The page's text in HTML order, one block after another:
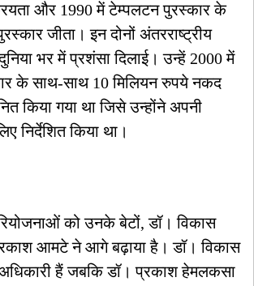
और 1990 में टेम्पलटन पुरस्कार के
जीता। इन दोनों अंतरराष्ट्रीय
भर में प्रशंसा दिलाई। उन्हें 2000 में
के साथ-साथ 10 मिलियन रुपये नकद
किया गया था जिसे उन्होंने अपनी
निर्देशित किया था।
को उनके बेटों, डॉ। विकास
आमटे ने आगे बढ़ाया है। डॉ। विकास
हैं जबकि डॉ। प्रकाश हेमलकसा